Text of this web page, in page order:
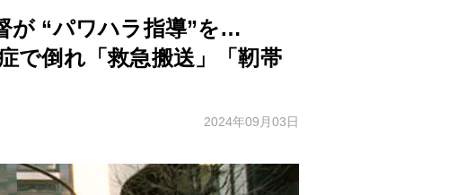
督が “パワハラ指導”を…
で倒れ「救急搬送」「靭帯
2024年09月03日